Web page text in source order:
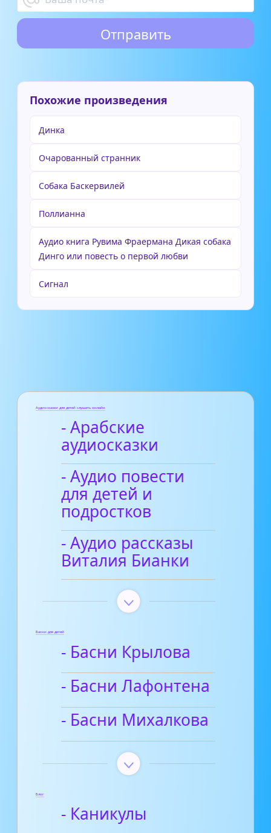
Похожие произведения
Динка
Очарованный странник
Собака Баскервилей
Поллианна
Аудио книга Рувима Фраермана Дикая собака
Динго или повесть о первой любви
Сигнал
Аудиосказки для детей слушать онлайн
- Арабские
аудиосказки
- Аудио повести
для детей и
подростков
- Аудио рассказы
Виталия Бианки
Басни для детей
- Басни Крылова
- Басни Лафонтена
- Басни Михалкова
Блог
- Каникулы